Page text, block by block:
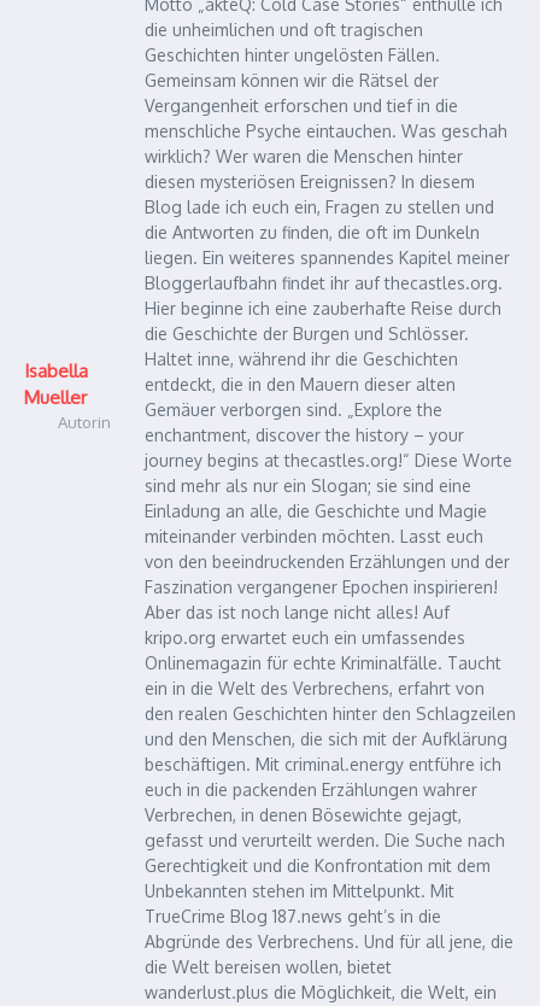
Isabella
Mueller
Autorin
Motto „akteQ: Cold Case Stories“ enthülle ich
die unheimlichen und oft tragischen
Geschichten hinter ungelösten Fällen.
Gemeinsam können wir die Rätsel der
Vergangenheit erforschen und tief in die
menschliche Psyche eintauchen. Was geschah
wirklich? Wer waren die Menschen hinter
diesen mysteriösen Ereignissen? In diesem
Blog lade ich euch ein, Fragen zu stellen und
die Antworten zu finden, die oft im Dunkeln
liegen. Ein weiteres spannendes Kapitel meiner
Bloggerlaufbahn findet ihr auf thecastles.org.
Hier beginne ich eine zauberhafte Reise durch
die Geschichte der Burgen und Schlösser.
Haltet inne, während ihr die Geschichten
entdeckt, die in den Mauern dieser alten
Gemäuer verborgen sind. „Explore the
enchantment, discover the history – your
journey begins at thecastles.org!“ Diese Worte
sind mehr als nur ein Slogan; sie sind eine
Einladung an alle, die Geschichte und Magie
miteinander verbinden möchten. Lasst euch
von den beeindruckenden Erzählungen und der
Faszination vergangener Epochen inspirieren!
Aber das ist noch lange nicht alles! Auf
kripo.org erwartet euch ein umfassendes
Onlinemagazin für echte Kriminalfälle. Taucht
ein in die Welt des Verbrechens, erfahrt von
den realen Geschichten hinter den Schlagzeilen
und den Menschen, die sich mit der Aufklärung
beschäftigen. Mit criminal.energy entführe ich
euch in die packenden Erzählungen wahrer
Verbrechen, in denen Bösewichte gejagt,
gefasst und verurteilt werden. Die Suche nach
Gerechtigkeit und die Konfrontation mit dem
Unbekannten stehen im Mittelpunkt. Mit
TrueCrime Blog 187.news geht’s in die
Abgründe des Verbrechens. Und für all jene, die
die Welt bereisen wollen, bietet
wanderlust.plus die Möglichkeit, die Welt, ein